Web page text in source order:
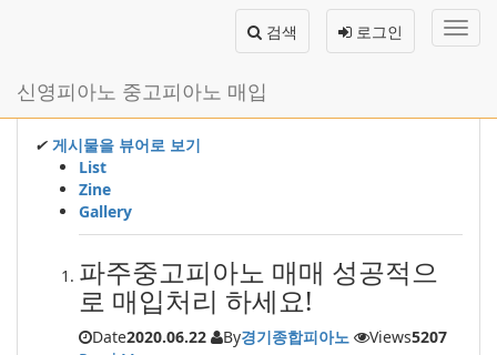
바
기
로그인
검색
신영피아노 중고피아노 매입
✔ 게시물을 뷰어로 보기
List
Zine
Gallery
파주중고피아노 매매 성공적으
로 매입처리 하세요!
Date2020.06.22 By경기종합피아노 Views5207